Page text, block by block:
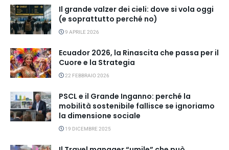
Il grande valzer dei cieli: dove si vola oggi
(e soprattutto perché no)
9 APRILE 2026
Ecuador 2026, la Rinascita che passa per il
Cuore e la Strategia
22 FEBBRAIO 2026
PSCL e il Grande Inganno: perché la
mobilità sostenibile fallisce se ignoriamo
la dimensione sociale
19 DICEMBRE 2025